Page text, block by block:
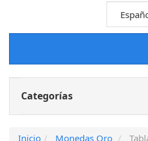
Categorías
Inicio Monedas Oro